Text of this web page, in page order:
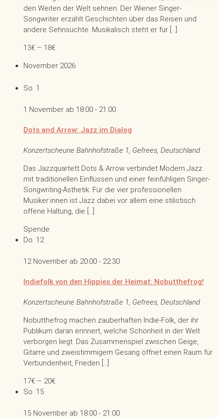
den Weiten der Welt sehnen. Der Wiener Singer-
Songwriter erzählt Geschichten über das Reisen und
andere Sehnsüchte. Musikalisch steht er für […]
13€ – 18€
November 2026
So. 1
1 November ab 18:00 - 21:00
Dots and Arrow: Jazz im Dialog
Konzertscheune Bahnhofstraße 1, Gefrees, Deutschland
Das Jazzquartett Dots & Arrow verbindet Modern Jazz
mit traditionellen Einflüssen und einer feinfühligen Singer-
Songwriting-Ästhetik. Für die vier professionellen
Musiker:innen ist Jazz dabei vor allem eine stilistisch
offene Haltung, die […]
Spende
Do. 12
12 November ab 20:00 - 22:30
Indiefolk von den Hippies der Heimat: Nobutthefrog!
Konzertscheune Bahnhofstraße 1, Gefrees, Deutschland
Nobutthefrog machen zauberhaften Indie-Folk, der ihr
Publikum daran erinnert, welche Schönheit in der Welt
verborgen liegt. Das Zusammenspiel zwischen Geige,
Gitarre und zweistimmigem Gesang öffnet einen Raum für
Verbundenheit, Frieden […]
17€ – 20€
So. 15
15 November ab 18:00 - 21:00